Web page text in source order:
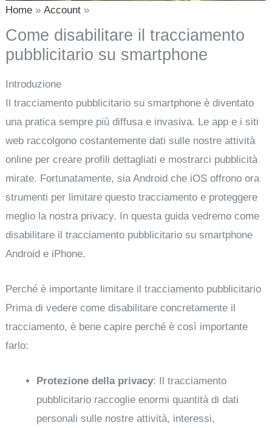
Home Account
Come disabilitare il tracciamento
pubblicitario su smartphone
Introduzione
Il tracciamento pubblicitario su smartphone è diventato
una pratica sempre più diffusa e invasiva. Le app e i siti
web raccolgono costantemente dati sulle nostre attività
online per creare profili dettagliati e mostrarci pubblicità
mirate. Fortunatamente, sia Android che iOS offrono ora
strumenti per limitare questo tracciamento e proteggere
meglio la nostra privacy. In questa guida vedremo come
disabilitare il tracciamento pubblicitario su smartphone
Android e iPhone.
Perché è importante limitare il tracciamento pubblicitario
Prima di vedere come disabilitare concretamente il
tracciamento, è bene capire perché è così importante
farlo:
Protezione della privacy: Il tracciamento
pubblicitario raccoglie enormi quantità di dati
personali sulle nostre attività, interessi,